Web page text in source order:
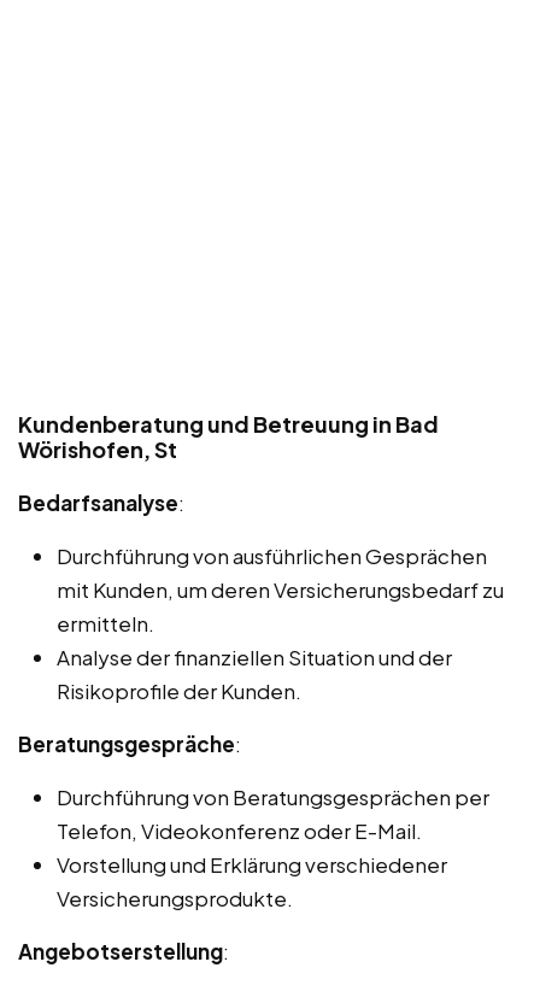
Kundenberatung und Betreuung in Bad
Wörishofen, St
Bedarfsanalyse:
Durchführung von ausführlichen Gesprächen
mit Kunden, um deren Versicherungsbedarf zu
ermitteln.
Analyse der finanziellen Situation und der
Risikoprofile der Kunden.
Beratungsgespräche:
Durchführung von Beratungsgesprächen per
Telefon, Videokonferenz oder E-Mail.
Vorstellung und Erklärung verschiedener
Versicherungsprodukte.
Angebotserstellung: